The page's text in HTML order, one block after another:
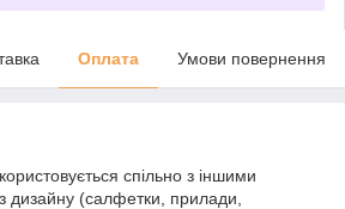
Оплата Умови повернення
спільно з іншими
дизайну (салфетки, прилади,